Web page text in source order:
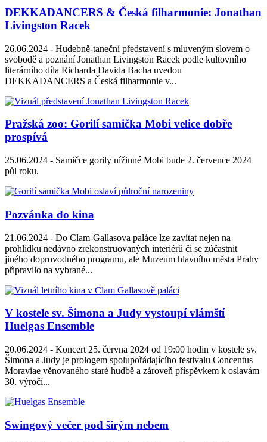
DEKKADANCERS & Česká filharmonie: Jonathan
Livingston Racek
26.06.2024 - Hudebně-taneční představení s mluveným slovem o
svobodě a poznání Jonathan Livingston Racek podle kultovního
literárního díla Richarda Davida Bacha uvedou
DEKKADANCERS a Česká filharmonie v...
Pražská zoo: Gorilí samička Mobi velice dobře
prospívá
25.06.2024 - Samičce gorily nížinné Mobi bude 2. července 2024
půl roku.
Pozvánka do kina
21.06.2024 - Do Clam-Gallasova paláce lze zavítat nejen na
prohlídku nedávno zrekonstruovaných interiérů či se zúčastnit
jiného doprovodného programu, ale Muzeum hlavního města Prahy
připravilo na vybrané...
V kostele sv. Šimona a Judy vystoupí vlámští
Huelgas Ensemble
20.06.2024 - Koncert 25. června 2024 od 19:00 hodin v kostele sv.
Šimona a Judy je prologem spolupořádajícího festivalu Concentus
Moraviae věnovaného staré hudbě a zároveň příspěvkem k oslavám
30. výročí...
Swingový večer pod širým nebem